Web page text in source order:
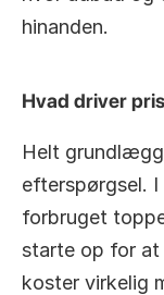
hinanden.
Hvad driver
Helt
efterspørgsel.
forbruget
starte op for
koster virkelig